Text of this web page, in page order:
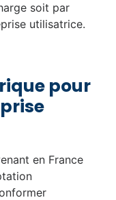
soit par
utilisatrice.
pour
en France